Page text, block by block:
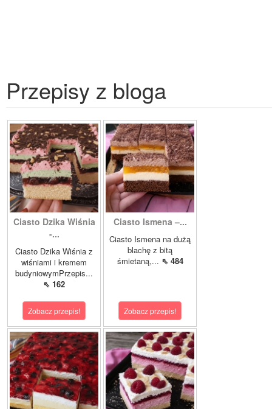
Przepisy z bloga
Ciasto Dzika Wiśnia
-...
Ciasto Dzika Wiśnia z
wiśniami i kremem
budyniowymPrzepis...
⇖ 162
Zobacz przepis!
Ciasto Ismena –...
Ciasto Ismena na dużą
blachę z bitą
śmietaną,... ⇖ 484
Zobacz przepis!